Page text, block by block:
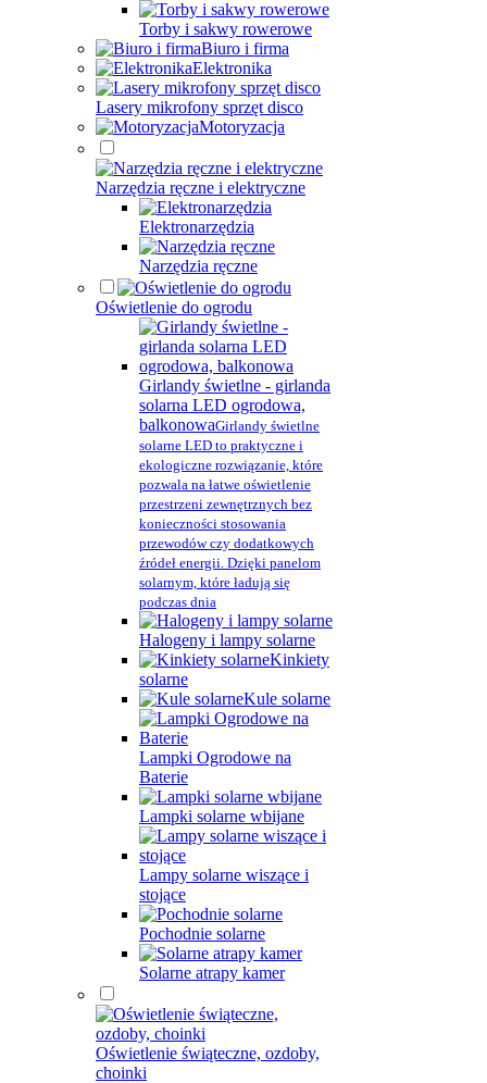
Torby i sakwy rowerowe
Biuro i firma
Elektronika
Lasery mikrofony sprzęt disco
Motoryzacja
Narzędzia ręczne i elektryczne
Elektronarzędzia
Narzędzia ręczne
Oświetlenie do ogrodu
Girlandy świetlne - girlanda
solarna LED ogrodowa,
balkonowaGirlandy świetlne
solarne LED to praktyczne i
ekologiczne rozwiązanie, które
pozwala na łatwe oświetlenie
przestrzeni zewnętrznych bez
konieczności stosowania
przewodów czy dodatkowych
źródeł energii. Dzięki panelom
solarnym, które ładują się
podczas dnia
Halogeny i lampy solarne
Kinkiety
solarne
Kule solarne
Lampki Ogrodowe na
Baterie
Lampki solarne wbijane
Lampy solarne wiszące i
stojące
Pochodnie solarne
Solarne atrapy kamer
Oświetlenie świąteczne, ozdoby,
choinki